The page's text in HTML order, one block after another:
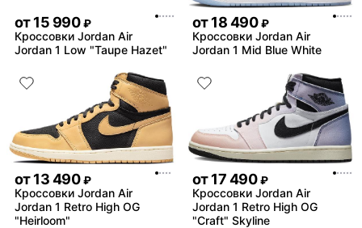
от15 990 ₽
Кроссовки Jordan Air
Jordan 1 Low "Taupe Hazet"
от18 490 ₽
Кроссовки Jordan Air
Jordan 1 Mid Blue White
от13 490 ₽
Кроссовки Jordan Air
Jordan 1 Retro High OG
"Heirloom"
от17 490 ₽
Кроссовки Jordan Air
Jordan 1 Retro High OG
"Craft" Skyline